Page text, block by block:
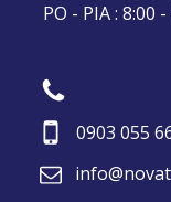
PO - PIA : 8:00
0903 055